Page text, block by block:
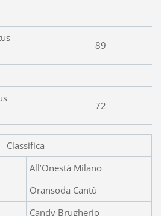
89
72
Classifica
All’Onestà Milano
Oransoda Cantù
Candy Brugherio